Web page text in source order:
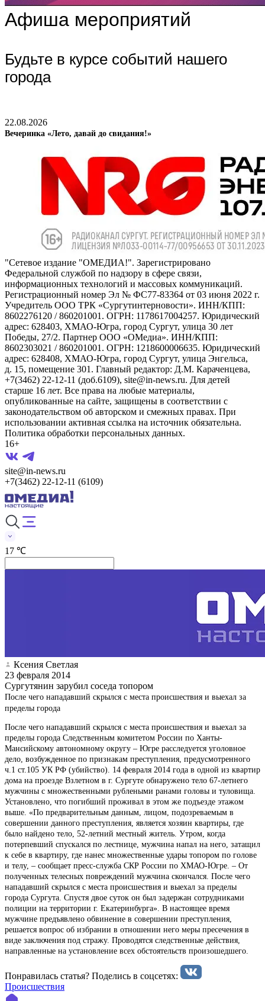
Афиша мероприятий
Будьте в курсе событий нашего
города
22.08.2026
Вечеринка «Лето, давай до свидания!»
"Сетевое издание "ОМЕДИА!". Зарегистрировано
Федеральной службой по надзору в сфере связи,
информационных технологий и массовых коммуникаций.
Регистрационный номер Эл № ФС77-83364 от 03 июня 2022 г.
Учредитель ООО ТРК «Сургутинтерновости». ИНН/КПП:
8602276120 / 860201001. ОГРН: 1178617004257. Юридический
адрес: 628403, ХМАО-Югра, город Сургут, улица 30 лет
Победы, 27/2. Партнер ООО «ОМедиа». ИНН/КПП:
8602303021 / 860201001. ОГРН: 1218600006635. Юридический
адрес: 628408, ХМАО-Югра, город Сургут, улица Энгельса,
д. 15, помещение 301. Главный редактор: Д.М. Караченцева,
+7(3462) 22-12-11 (доб.6109), site@in-news.ru. Для детей
старше 16 лет. Все права на любые материалы,
опубликованные на сайте, защищены в соответствии с
законодательством об авторском и смежных правах. При
использовании активная ссылка на источник обязательна.
Политика обработки персональных данных.
16+
site@in-news.ru
+7(3462) 22-12-11 (6109)
17 ℃
Ксения Светлая
23 февраля 2014
Сургутянин зарубил соседа топором
После чего нападавший скрылся с места происшествия и выехал за
пределы города
После чего нападавший скрылся с места происшествия и выехал за
пределы города Следственным комитетом России по Ханты-
Мансийскому автономному округу – Югре расследуется уголовное
дело, возбужденное по признакам преступления, предусмотренного
ч.1 ст.105 УК РФ (убийство). 14 февраля 2014 года в одной из квартир
дома на проезде Взлетном в г. Сургуте обнаружено тело 67-летнего
мужчины с множественными рублеными ранами головы и туловища.
Установлено, что погибший проживал в этом же подъезде этажом
выше. «По предварительным данным, лицом, подозреваемым в
совершении данного преступления, является хозяин квартиры, где
было найдено тело, 52-летний местный житель. Утром, когда
потерпевший спускался по лестнице, мужчина напал на него, затащил
к себе в квартиру, где нанес множественные удары топором по голове
и телу, – сообщает пресс-служба СКР России по ХМАО-Югре. – От
полученных телесных повреждений мужчина скончался. После чего
нападавший скрылся с места происшествия и выехал за пределы
города Сургута. Спустя двое суток он был задержан сотрудниками
полиции на территории г. Екатеринбурга». В настоящее время
мужчине предъявлено обвинение в совершении преступления,
решается вопрос об избрании в отношении него меры пресечения в
виде заключения под стражу. Проводятся следственные действия,
направленные на установление всех обстоятельств произошедшего.
Понравилась статья? Поделиcь в соцсетях:
Происшествия